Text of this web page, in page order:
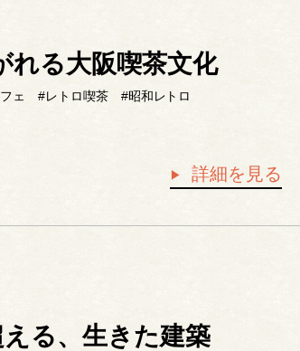
れる大阪喫茶文化
ェ #レトロ喫茶 #昭和レトロ
詳細を見る
る、生きた建築